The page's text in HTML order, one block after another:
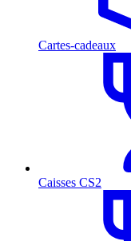
Cartes-cadeaux
Caisses CS2